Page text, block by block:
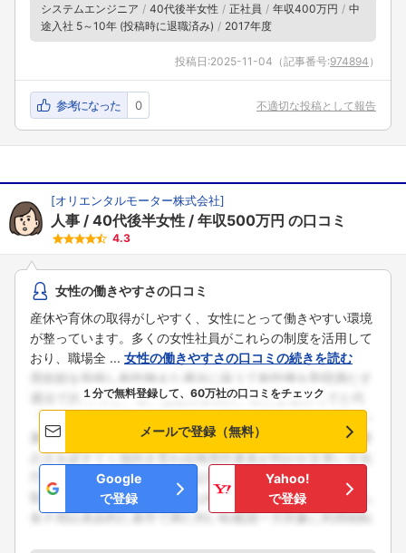
システムエンジニア 40代後半女性 正社員 年収400万円
中
途入社 5～10年 (投稿時に退職済み)
2017年度
投稿日:2025-11-04 （記事番号:974894 ）
参考になった 0 不適切な投稿として報告
[オリエンタルモーター株式会社]
人事 40代後半女性 年収500万円 の口コミ
4.3
女性の働きやすさの口コミ
産休や育休の取得がしやすく、女性にとって働きやすい環境
が整っています。多くの女性社員がこれらの制度を活用して
おり、職場全 ... 女性の働きやすさの口コミの続きを読む
１分で無料登録して、60万社の口コミをチェック
メールで登録（無料）
Google
で登録
Yahoo!
で登録